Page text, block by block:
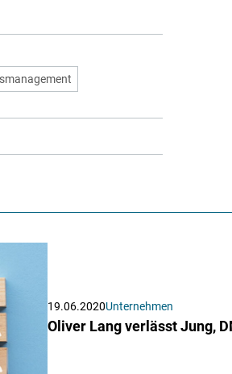
19.06.2020Unternehmen
Oliver Lang verlässt Jung,